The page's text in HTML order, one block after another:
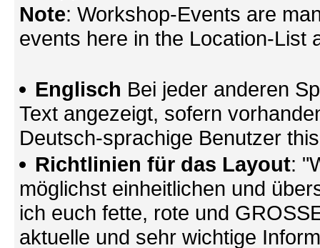
Note: Workshop-Events are
events here in the Location-List
Englisch Bei jeder anderen
Text angezeigt, sofern
Deutsch-sprachige Benutzer
Richtlinien für das Layout:
möglichst einheitlichen und
ich euch fette, rote und
aktuelle und sehr wichtige